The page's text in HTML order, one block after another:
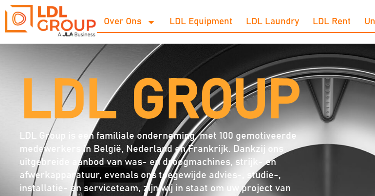
Over Ons LDL Equipment LDL Laundry LDL Rent
LDL GROUP
LDL Group is een familiale onderneming, met 100 gemotiveerde
medewerkers in België, Nederland en Frankrijk. Dankzij ons
uitgebreide aanbod van was- en droogmachines, strijk- en
afwerkapparatuur, evenals ons toegewijde advies-, studie-,
installatie- en serviceteam, zijn wij in staat om uw project van